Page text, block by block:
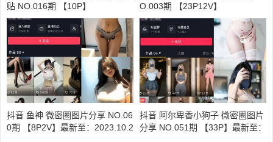
贴 NO.016期 【10P】
O.003期 【23P12V】
抖音 鱼神 微密圈图片分享 NO.06
0期 【8P2V】最新至：2023.10.2
抖音 阿尔卑香小狗子 微密圈图片
分享 NO.051期 【33P】最新至：